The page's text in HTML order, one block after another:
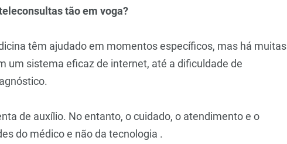
tão em voga?
têm ajudado em momentos específicos, mas há muitas
um sistema eficaz de internet, até a dificuldade de
de auxílio. No entanto, o cuidado, o atendimento e o
do médico e não da tecnologia .